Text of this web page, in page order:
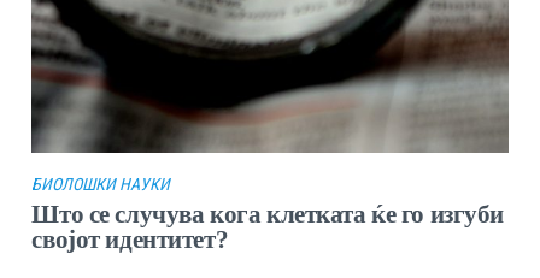
БИОЛОШКИ НАУКИ
Што се случува кога клетката ќе го изгуби
својот идентитет?